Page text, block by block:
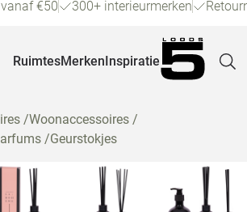
€50 300+ interieurmerken
RuimtesMerkenInspiratie
/Woonaccessoires /
/Geurstokjes